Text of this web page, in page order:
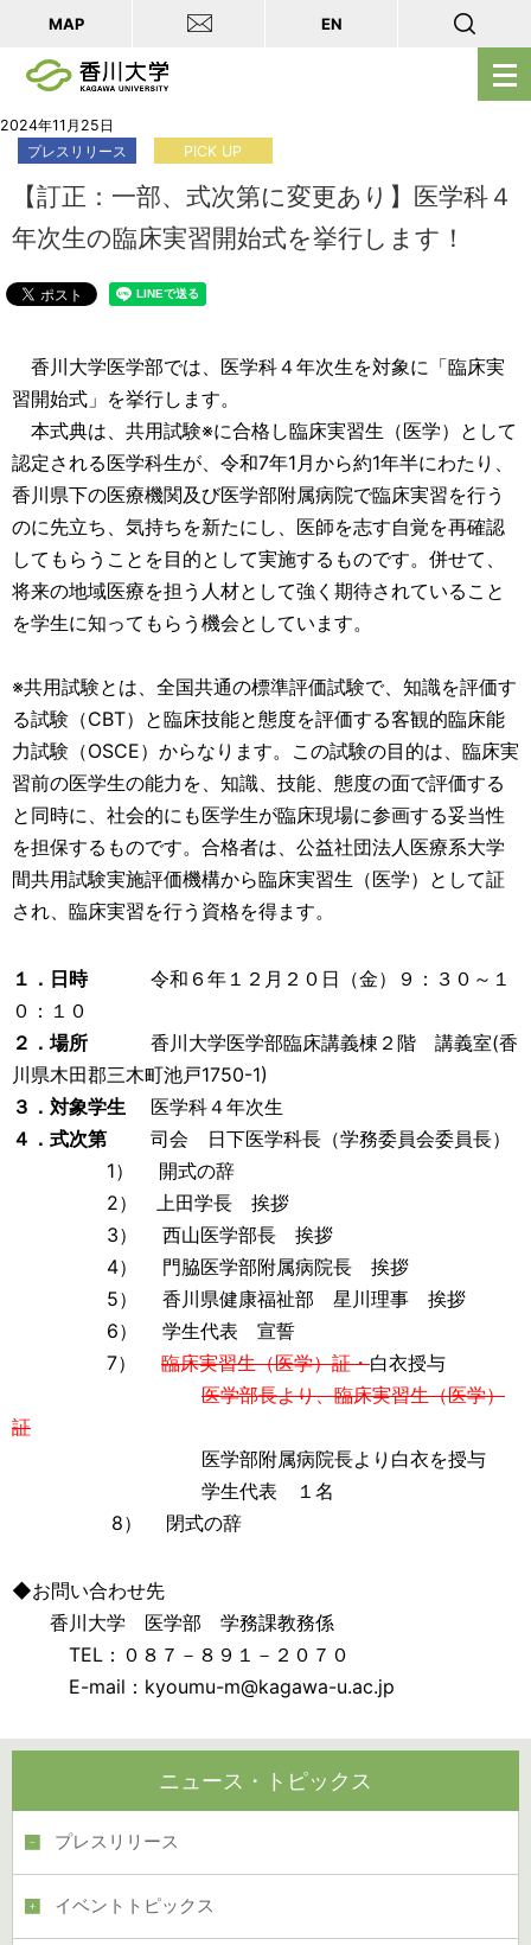
メ
ニ
を
MAP EN
2024年11月25日
プレスリリース
PICK UP
【訂正：一部、式次第に変更あり】医学科４
年次生の臨床実習開始式を挙行します！
香川大学医学部では、医学科４年次生を対象に「臨床実
習開始式」を挙行します。
本式典は、共用試験※に合格し臨床実習生（医学）として
認定される医学科生が、令和7年1月から約1年半にわたり、
香川県下の医療機関及び医学部附属病院で臨床実習を行う
のに先立ち、気持ちを新たにし、医師を志す自覚を再確認
してもらうことを目的として実施するものです。併せて、
将来の地域医療を担う人材として強く期待されていること
を学生に知ってもらう機会としています。
※共用試験とは、全国共通の標準評価試験で、知識を評価す
る試験（CBT）と臨床技能と態度を評価する客観的臨床能
力試験（OSCE）からなります。この試験の目的は、臨床実
習前の医学生の能力を、知識、技能、態度の面で評価する
と同時に、社会的にも医学生が臨床現場に参画する妥当性
を担保するものです。合格者は、公益社団法人医療系大学
間共用試験実施評価機構から臨床実習生（医学）として証
され、臨床実習を行う資格を得ます。
１．日時令和６年１２月２０日（金）９：３０～１
０：１０
２．場所 香川大学医学部臨床講義棟２階 講義室(香
川県木田郡三木町池戸1750-1)
３．対象学生 医学科４年次生
４．式次第 司会 日下医学科長（学務委員会委員長）
1） 開式の辞
2） 上田学長 挨拶
3） 西山医学部長 挨拶
4） 門脇医学部附属病院長 挨拶
5） 香川県健康福祉部 星川理事 挨拶
6） 学生代表 宣誓
7） 臨床実習生（医学）証・白衣授与
医学部長より、臨床実習生（医学）
証
医学部附属病院長より白衣を授与
学生代表 １名
8） 閉式の辞
◆お問い合わせ先
香川大学 医学部 学務課教務係
TEL：０８７－８９１－２０７０
E-mail：kyoumu-m@kagawa-u.ac.jp
ニュース・トピックス
プレスリリース
イベントトピックス